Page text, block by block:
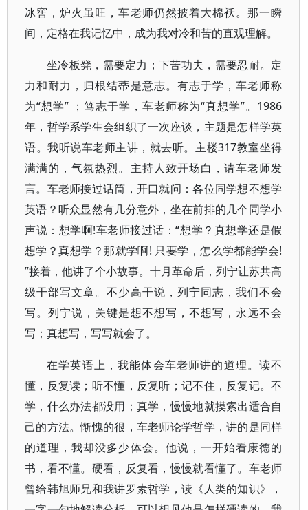
冰窖，炉火虽旺，车老师仍然披着大棉袄。那一瞬
间，定格在我记忆中，成为我对冷和苦的直观理解。
坐冷板凳，需要定力；下苦功夫，需要忍耐。定
力和耐力，归根结蒂是意志。有志于学，车老师称
为“想学” ；笃志于学，车老师称为“真想学”。1986
年，哲学系学生会组织了一次座谈，主题是怎样学英
语。我听说车老师主讲，就去听。主楼317教室坐得
满满的，气氛热烈。主持人致开场白，请车老师发
言。车老师接过话筒，开口就问：各位同学想不想学
英语？听众显然有几分意外，坐在前排的几个同学小
声说：想学啊!车老师接过话：“想学？真想学还是假
想学？真想学？那就学啊! 只要学，怎么学都能学会!
”接着，他讲了个小故事。十月革命后，列宁让苏共高
级干部写文章。不少高干说，列宁同志，我们不会
写。列宁说，关键是想不想写，不想写，永远不会
写；真想写，写写就会了。
在学英语上，我能体会车老师讲的道理。读不
懂，反复读；听不懂，反复听；记不住，反复记。不
学，什么办法都没用；真学，慢慢地就摸索出适合自
己的方法。惭愧的很，车老师论学哲学，讲的是同样
的道理，我却没多少体会。他说，一开始看康德的
书，看不懂。硬看，反复看，慢慢就看懂了。车老师
曾给韩旭师兄和我讲罗素哲学，读《人类的知识》，